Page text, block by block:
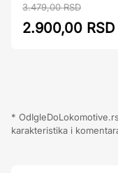
3.479,00 RSD
2.900,00 RSD
*
karakteristika i